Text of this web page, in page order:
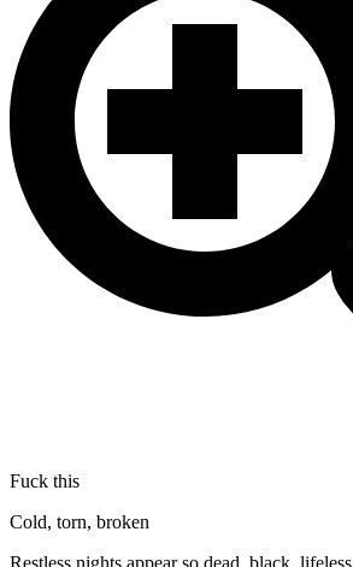
Fuck this
Cold, torn, broken